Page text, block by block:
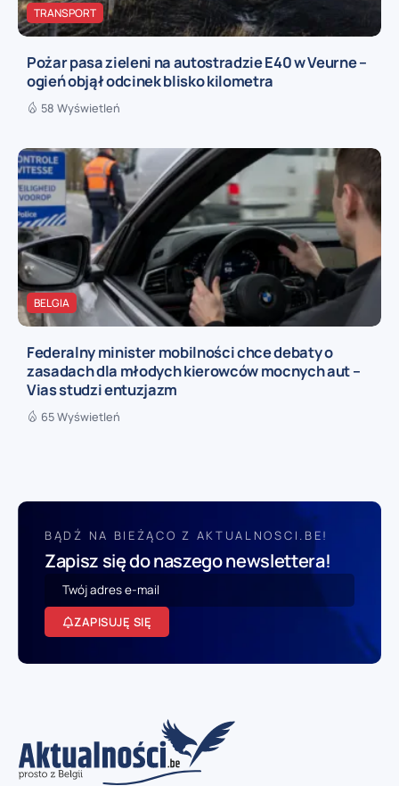
TRANSPORT
Pożar pasa zieleni na autostradzie E40 w Veurne –
ogień objął odcinek blisko kilometra
58 Wyświetleń
BELGIA
Federalny minister mobilności chce debaty o
zasadach dla młodych kierowców mocnych aut –
Vias studzi entuzjazm
65 Wyświetleń
BĄDŹ NA BIEŻĄCO Z AKTUALNOSCI.BE!
Zapisz się do naszego newslettera!
ZAPISUJĘ SIĘ